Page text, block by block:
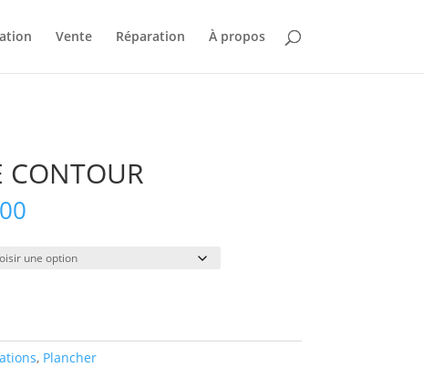
Vente Réparation À propos
CONTOUR
Plage
prix :
$35.00
, Plancher